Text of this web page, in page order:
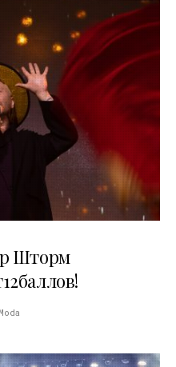
Шторм
Moda